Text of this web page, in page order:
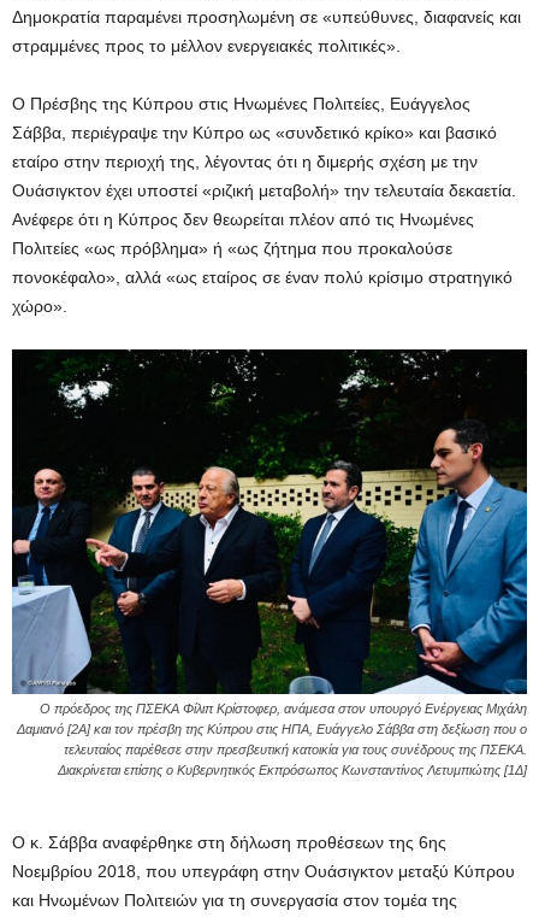
Δημοκρατία παραμένει προσηλωμένη σε «υπεύθυνες, διαφανείς και
στραμμένες προς το μέλλον ενεργειακές πολιτικές».
Ο Πρέσβης της Κύπρου στις Ηνωμένες Πολιτείες, Ευάγγελος
Σάββα, περιέγραψε την Κύπρο ως «συνδετικό κρίκο» και βασικό
εταίρο στην περιοχή της, λέγοντας ότι η διμερής σχέση με την
Ουάσιγκτον έχει υποστεί «ριζική μεταβολή» την τελευταία δεκαετία.
Ανέφερε ότι η Κύπρος δεν θεωρείται πλέον από τις Ηνωμένες
Πολιτείες «ως πρόβλημα» ή «ως ζήτημα που προκαλούσε
πονοκέφαλο», αλλά «ως εταίρος σε έναν πολύ κρίσιμο στρατηγικό
χώρο».
Ο πρόεδρος της ΠΣΕΚΑ Φίλιπ Κρίστοφερ, ανάμεσα στον υπουργό Ενέργειας Μιχάλη
Δαμιανό [2Α] και τον πρέσβη της Κύπρου στις ΗΠΑ, Ευάγγελο Σάββα στη δεξίωση που ο
τελευταίος παρέθεσε στην πρεσβευτική κατοικία για τους συνέδρους της ΠΣΕΚΑ.
Διακρίνεται επίσης ο Κυβερνητικός Εκπρόσωπος Κωνσταντίνος Λετυμπιώτης [1Δ]
Ο κ. Σάββα αναφέρθηκε στη δήλωση προθέσεων της 6ης
Νοεμβρίου 2018, που υπεγράφη στην Ουάσιγκτον μεταξύ Κύπρου
και Ηνωμένων Πολιτειών για τη συνεργασία στον τομέα της